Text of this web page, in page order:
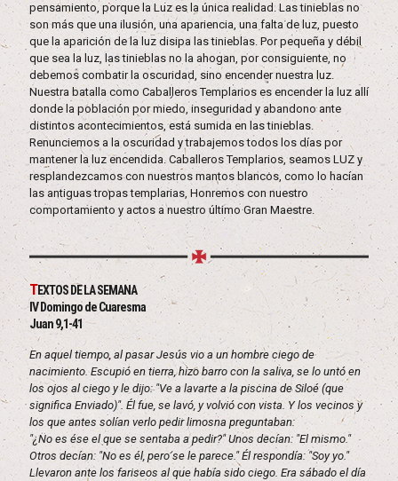
pensamiento, porque la Luz es la única realidad. Las tinieblas no
son más que una ilusión, una apariencia, una falta de luz, puesto
que la aparición de la luz disipa las tinieblas. Por pequeña y débil
que sea la luz, las tinieblas no la ahogan, por consiguiente, no
debemos combatir la oscuridad, sino encender nuestra luz.
Nuestra batalla como Caballeros Templarios es encender la luz allí
donde la población por miedo, inseguridad y abandono ante
distintos acontecimientos, está sumida en las tinieblas.
Renunciemos a la oscuridad y trabajemos todos los días por
mantener la luz encendida. Caballeros Templarios, seamos LUZ y
resplandezcamos con nuestros mantos blancos, como lo hacían
las antiguas tropas templarias, Honremos con nuestro
comportamiento y actos a nuestro último Gran Maestre.
TEXTOS DE LA SEMANA
IV Domingo de Cuaresma
Juan 9,1-41
En aquel tiempo, al pasar Jesús vio a un hombre ciego de
nacimiento. Escupió en tierra, hizo barro con la saliva, se lo untó en
los ojos al ciego y le dijo: "Ve a lavarte a la piscina de Siloé (que
significa Enviado)". Él fue, se lavó, y volvió con vista. Y los vecinos y
los que antes solían verlo pedir limosna preguntaban:
"¿No es ése el que se sentaba a pedir?" Unos decían: "El mismo."
Otros decían: "No es él, pero se le parece." Él respondía: "Soy yo."
Llevaron ante los fariseos al que había sido ciego. Era sábado el día